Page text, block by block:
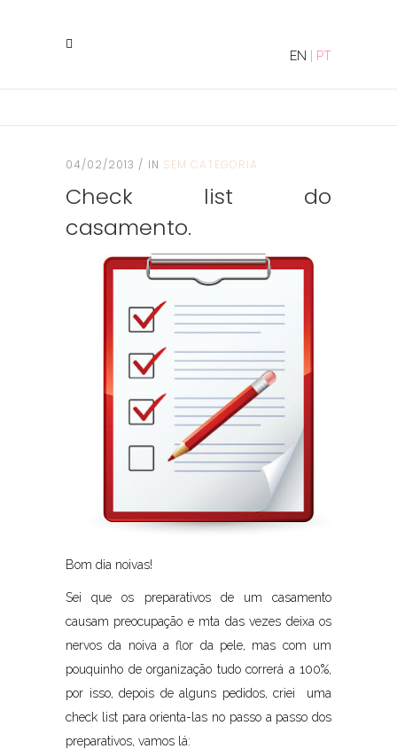
EN PT
04/02/2013 IN SEM CATEGORIA
Check list do
casamento.
Bom dia noivas!
Sei que os preparativos de um casamento
causam preocupação e mta das vezes deixa os
nervos da noiva a flor da pele, mas com um
pouquinho de organização tudo correrá a 100%,
por isso, depois de alguns pedidos, criei uma
check list para orienta-las no passo a passo dos
preparativos, vamos lá: